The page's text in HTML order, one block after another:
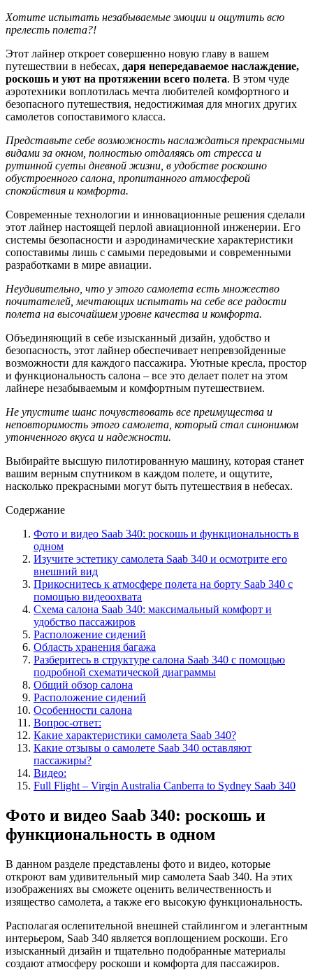
Хотите испытать незабываемые эмоции и ощутить всю
прелесть полета?!
Этот лайнер откроет совершенно новую главу в вашем
путешествии в небесах, даря непередаваемое наслаждение,
роскошь и уют на протяжении всего полета. В этом чуде
аэротехники воплотилась мечта любителей комфортного и
безопасного путешествия, недостижимая для многих других
самолетов сопоставимого класса.
Представьте себе возможность наслаждаться прекрасными
видами за окном, полностью отдаляясь от стресса и
рутинной суеты дневной жизни, в удобстве роскошно
обустроенного салона, пропитанного атмосферой
спокойствия и комфорта.
Современные технологии и инновационные решения сделали
этот лайнер настоящей перлой авиационной инженерии. Его
системы безопасности и аэродинамические характеристики
сопоставимы лишь с самыми передовыми и современными
разработками в мире авиации.
Неудивительно, что у этого самолета есть множество
почитателей, мечтающих испытать на себе все радости
полета на высочайшем уровне качества и комфорта.
Объединяющий в себе изысканный дизайн, удобство и
безопасность, этот лайнер обеспечивает непревзойденные
возможности для каждого пассажира. Уютные кресла, простор
и функциональность салона – все это делает полет на этом
лайнере незабываемым и комфортным путешествием.
Не упустите шанс почувствовать все преимущества и
неповторимость этого самолета, который стал синонимом
утонченного вкуса и надежности.
Выбирайте высшую пилотированную машину, которая станет
вашим верным спутником в каждом полете, и ощутите,
насколько прекрасными могут быть путешествия в небесах.
Содержание
Фото и видео Saab 340: роскошь и функциональность в
одном
Изучите эстетику самолета Saab 340 и осмотрите его
внешний вид
Прикоснитесь к атмосфере полета на борту Saab 340 с
помощью видеоохвата
Схема салона Saab 340: максимальный комфорт и
удобство пассажиров
Расположение сидений
Область хранения багажа
Разберитесь в структуре салона Saab 340 с помощью
подробной схематической диаграммы
Общий обзор салона
Расположение сидений
Особенности салона
Вопрос-ответ:
Какие характеристики самолета Saab 340?
Какие отзывы о самолете Saab 340 оставляют
пассажиры?
Видео:
Full Flight – Virgin Australia Canberra to Sydney Saab 340
Фото и видео Saab 340: роскошь и
функциональность в одном
В данном разделе представлены фото и видео, которые
откроют вам удивительный мир самолета Saab 340. На этих
изображениях вы сможете оценить величественность и
изящество самолета, а также его высокую функциональность.
Располагая ослепительной внешней стайлингом и элегантным
интерьером, Saab 340 является воплощением роскоши. Его
изысканный дизайн и тщательно подобранные материалы
создают атмосферу роскоши и комфорта для пассажиров.